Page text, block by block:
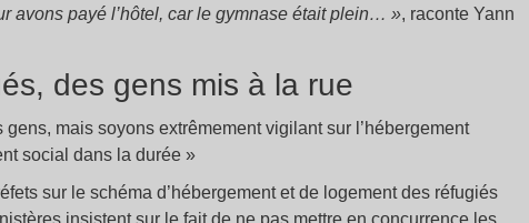
avons payé l’hôtel, car le gymnase était plein… », raconte Yann
des gens mis à la rue
mais soyons extrêmement vigilant sur l’hébergement
social dans la durée »
sur le schéma d’hébergement et de logement des réfugiés
insistent sur le fait de ne pas mettre en concurrence les